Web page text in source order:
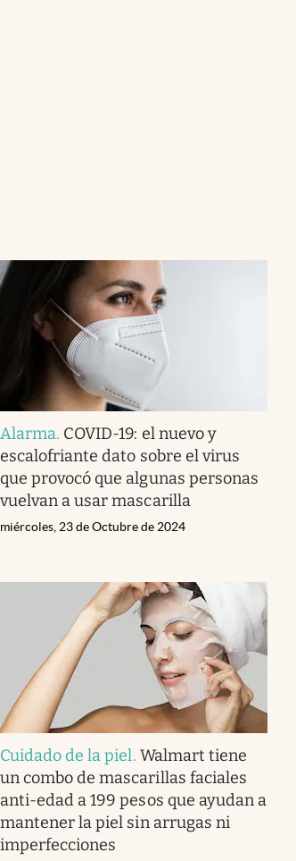
Alarma. COVID-19: el nuevo y
escalofriante dato sobre el virus
que provocó que algunas personas
vuelvan a usar mascarilla
miércoles, 23 de Octubre de 2024
Cuidado de la piel. Walmart tiene
un combo de mascarillas faciales
anti-edad a 199 pesos que ayudan a
mantener la piel sin arrugas ni
imperfecciones